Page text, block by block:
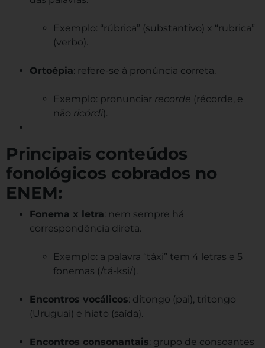
Exemplo: “rúbrica” (substantivo) x “rubrica”
(verbo).
Ortoépia: refere-se à pronúncia correta.
Exemplo: pronunciar recorde (récorde, e
não ricórdi).
Principais conteúdos
fonológicos cobrados no
ENEM:
Fonema x letra: nem sempre há
correspondência direta.
Exemplo: a palavra “táxi” tem 4 letras e 5
fonemas (/tá-ksi/).
Encontros vocálicos: ditongo (pai), tritongo
(Uruguai) e hiato (saída).
Encontros consonantais: grupo de consoantes